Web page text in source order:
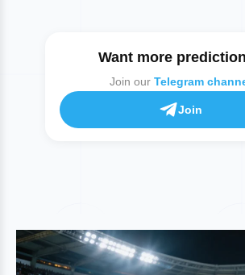
Want more
Join our Telegram
Join